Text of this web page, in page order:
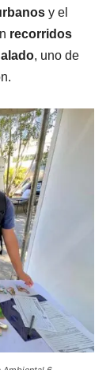
y el
recorridos
, uno de